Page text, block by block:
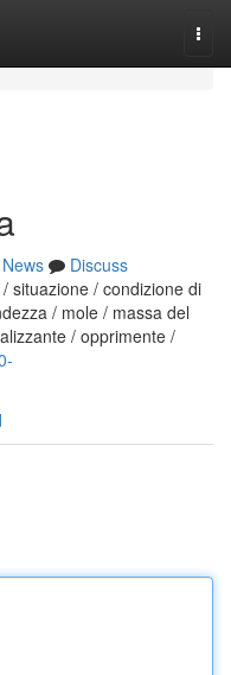
News
Discuss
situazione / condizione di
/ mole / massa del
/ opprimente /